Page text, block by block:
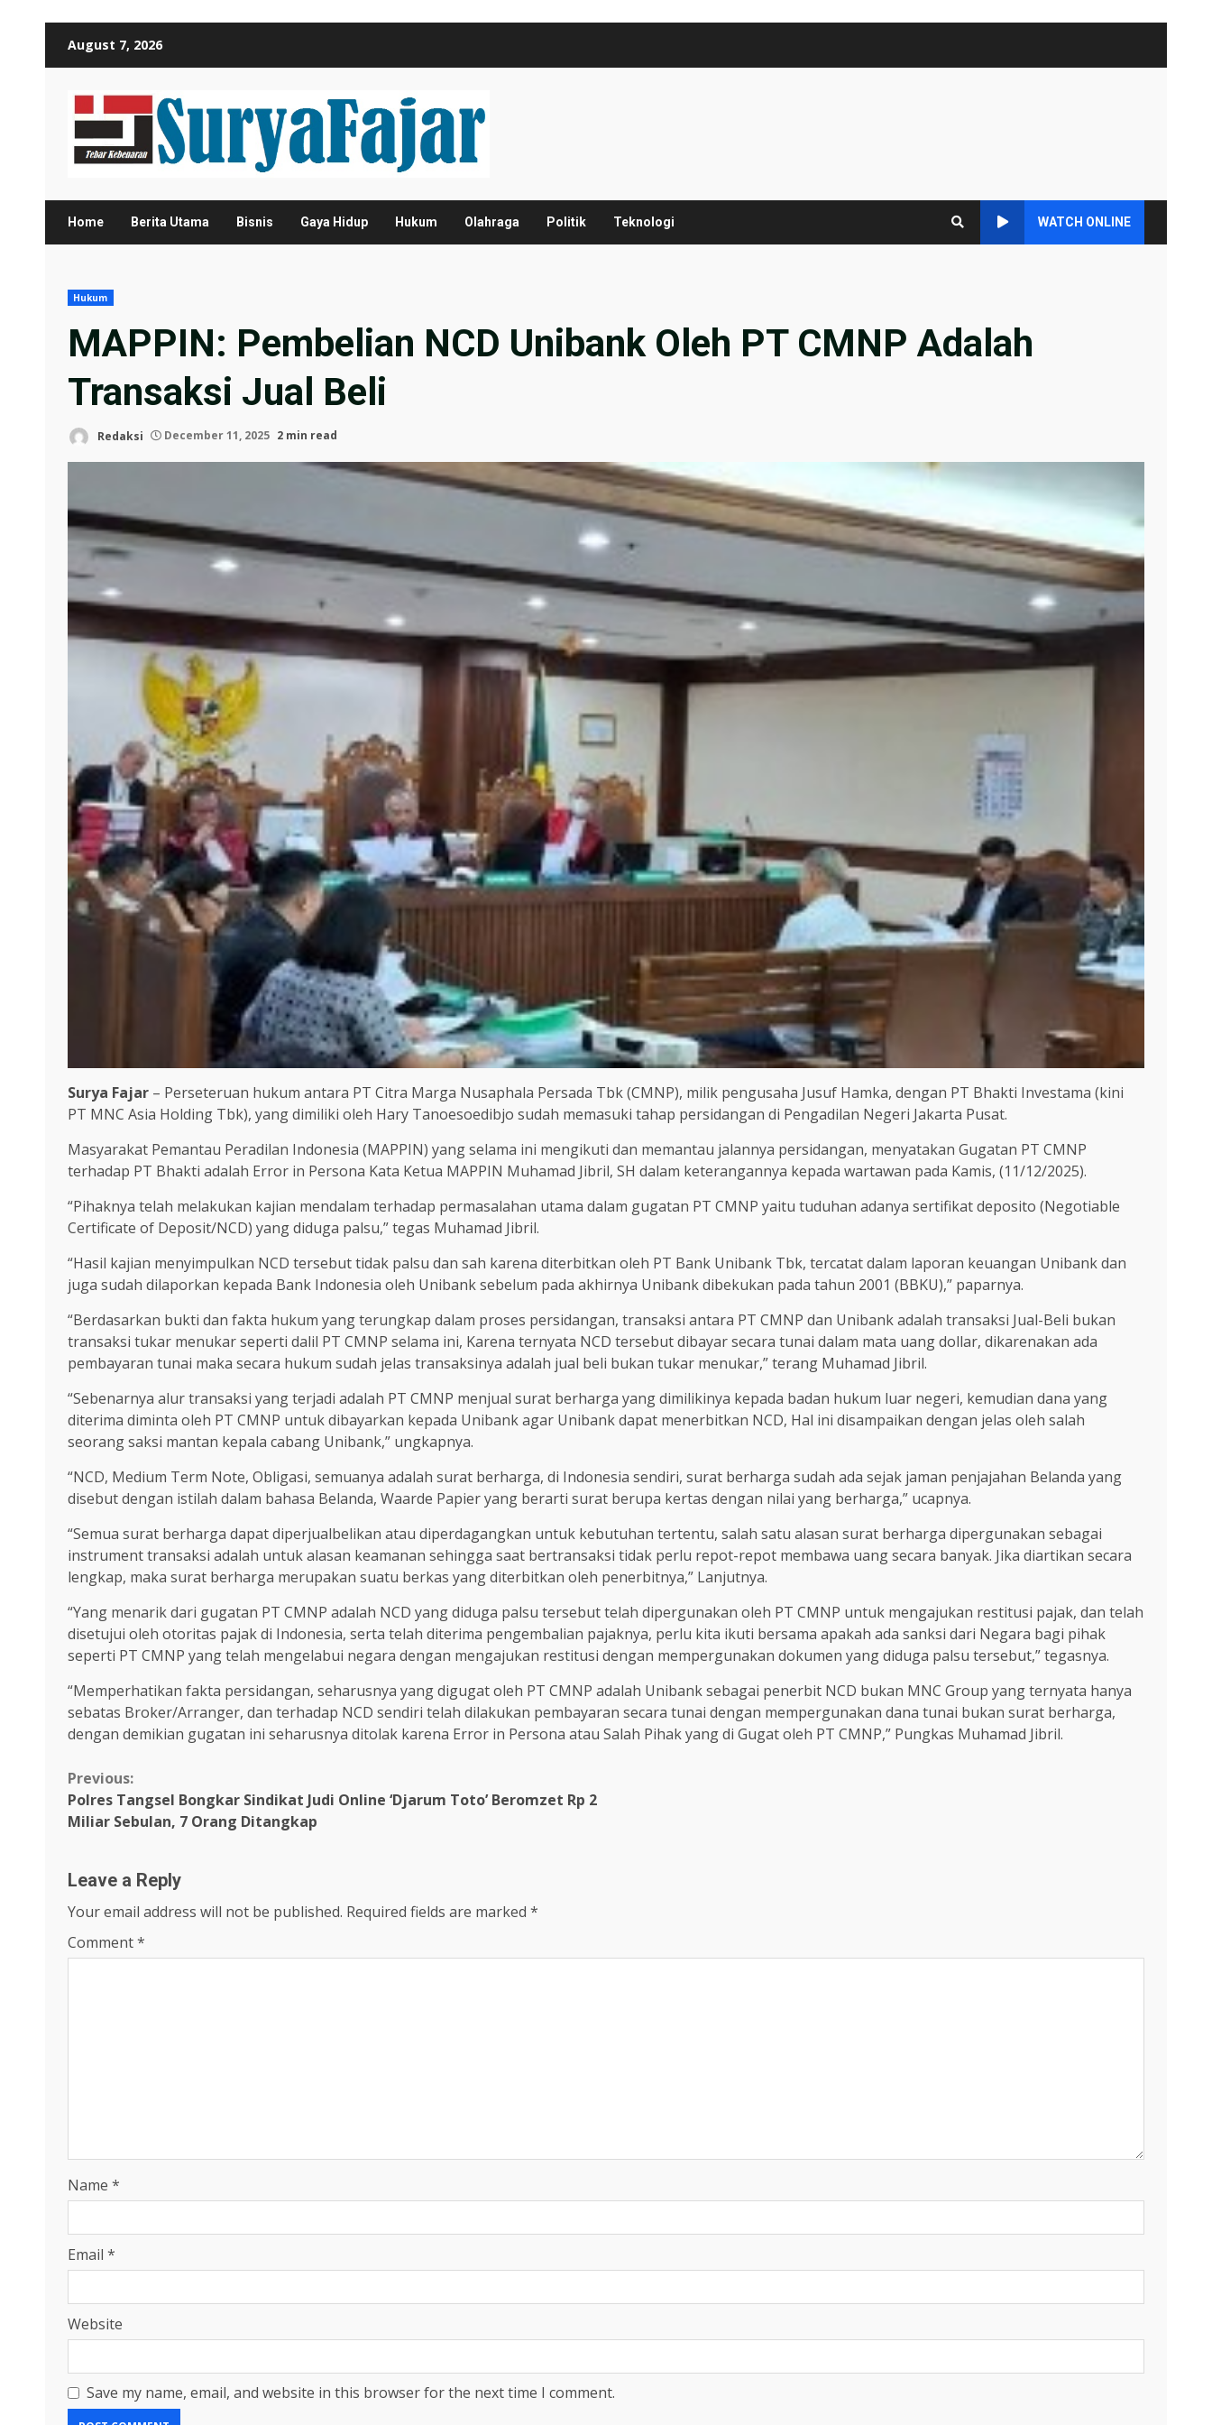
August 7, 2026
Home Berita Utama Bisnis Gaya Hidup Hukum Olahraga Politik Teknologi WATCH ONLINE
Hukum
MAPPIN: Pembelian NCD Unibank Oleh PT CMNP Adalah
Transaksi Jual Beli
Redaksi December 11, 2025 2 min read
Surya Fajar – Perseteruan hukum antara PT Citra Marga Nusaphala Persada Tbk (CMNP), milik pengusaha Jusuf Hamka, dengan PT Bhakti Investama (kini
PT MNC Asia Holding Tbk), yang dimiliki oleh Hary Tanoesoedibjo sudah memasuki tahap persidangan di Pengadilan Negeri Jakarta Pusat.
Masyarakat Pemantau Peradilan Indonesia (MAPPIN) yang selama ini mengikuti dan memantau jalannya persidangan, menyatakan Gugatan PT CMNP
terhadap PT Bhakti adalah Error in Persona Kata Ketua MAPPIN Muhamad Jibril, SH dalam keterangannya kepada wartawan pada Kamis, (11/12/2025).
“Pihaknya telah melakukan kajian mendalam terhadap permasalahan utama dalam gugatan PT CMNP yaitu tuduhan adanya sertifikat deposito (Negotiable
Certificate of Deposit/NCD) yang diduga palsu,” tegas Muhamad Jibril.
“Hasil kajian menyimpulkan NCD tersebut tidak palsu dan sah karena diterbitkan oleh PT Bank Unibank Tbk, tercatat dalam laporan keuangan Unibank dan
juga sudah dilaporkan kepada Bank Indonesia oleh Unibank sebelum pada akhirnya Unibank dibekukan pada tahun 2001 (BBKU),” paparnya.
“Berdasarkan bukti dan fakta hukum yang terungkap dalam proses persidangan, transaksi antara PT CMNP dan Unibank adalah transaksi Jual-Beli bukan
transaksi tukar menukar seperti dalil PT CMNP selama ini, Karena ternyata NCD tersebut dibayar secara tunai dalam mata uang dollar, dikarenakan ada
pembayaran tunai maka secara hukum sudah jelas transaksinya adalah jual beli bukan tukar menukar,” terang Muhamad Jibril.
“Sebenarnya alur transaksi yang terjadi adalah PT CMNP menjual surat berharga yang dimilikinya kepada badan hukum luar negeri, kemudian dana yang
diterima diminta oleh PT CMNP untuk dibayarkan kepada Unibank agar Unibank dapat menerbitkan NCD, Hal ini disampaikan dengan jelas oleh salah
seorang saksi mantan kepala cabang Unibank,” ungkapnya.
“NCD, Medium Term Note, Obligasi, semuanya adalah surat berharga, di Indonesia sendiri, surat berharga sudah ada sejak jaman penjajahan Belanda yang
disebut dengan istilah dalam bahasa Belanda, Waarde Papier yang berarti surat berupa kertas dengan nilai yang berharga,” ucapnya.
“Semua surat berharga dapat diperjualbelikan atau diperdagangkan untuk kebutuhan tertentu, salah satu alasan surat berharga dipergunakan sebagai
instrument transaksi adalah untuk alasan keamanan sehingga saat bertransaksi tidak perlu repot-repot membawa uang secara banyak. Jika diartikan secara
lengkap, maka surat berharga merupakan suatu berkas yang diterbitkan oleh penerbitnya,” Lanjutnya.
“Yang menarik dari gugatan PT CMNP adalah NCD yang diduga palsu tersebut telah dipergunakan oleh PT CMNP untuk mengajukan restitusi pajak, dan telah
disetujui oleh otoritas pajak di Indonesia, serta telah diterima pengembalian pajaknya, perlu kita ikuti bersama apakah ada sanksi dari Negara bagi pihak
seperti PT CMNP yang telah mengelabui negara dengan mengajukan restitusi dengan mempergunakan dokumen yang diduga palsu tersebut,” tegasnya.
“Memperhatikan fakta persidangan, seharusnya yang digugat oleh PT CMNP adalah Unibank sebagai penerbit NCD bukan MNC Group yang ternyata hanya
sebatas Broker/Arranger, dan terhadap NCD sendiri telah dilakukan pembayaran secara tunai dengan mempergunakan dana tunai bukan surat berharga,
dengan demikian gugatan ini seharusnya ditolak karena Error in Persona atau Salah Pihak yang di Gugat oleh PT CMNP,” Pungkas Muhamad Jibril.
Continue
Reading
Previous:
Polres Tangsel Bongkar Sindikat Judi Online ‘Djarum Toto’ Beromzet Rp 2
Miliar Sebulan, 7 Orang Ditangkap
Leave a Reply
Your email address will not be published. Required fields are marked *
Comment*
Name *
Email *
Website
Save my name, email, and website in this browser for the next time I comment.